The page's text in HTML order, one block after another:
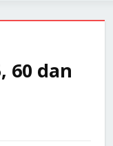
60 dan